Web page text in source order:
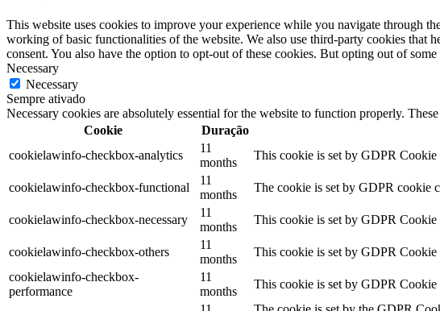
This website uses cookies to improve your experience while you navigate through
working of basic functionalities of the website. We also use third-party cookies that
consent. You also have the option to opt-out of these cookies. But opting out of
Necessary
Necessary
Sempre ativado
Necessary cookies are absolutely essential for the website to function properly.
Cookie
Duração
cookielawinfo-checkbox-analytics
11
months
This cookie is set by GDPR
cookielawinfo-checkbox-functional
11
months
The cookie is set by GDPR cookie
cookielawinfo-checkbox-necessary
11
months
This cookie is set by GDPR Cookie
cookielawinfo-checkbox-others
11
months
This cookie is set by GDPR Cookie
cookielawinfo-checkbox-
performance
11
months
This cookie is set by GDPR Cookie